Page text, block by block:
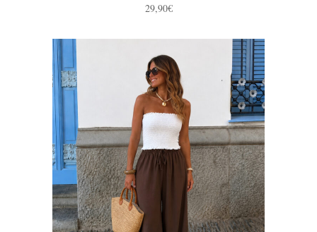
29,90€
Este producto tiene múltiples variantes. Las opciones se pueden elegir en la página de producto